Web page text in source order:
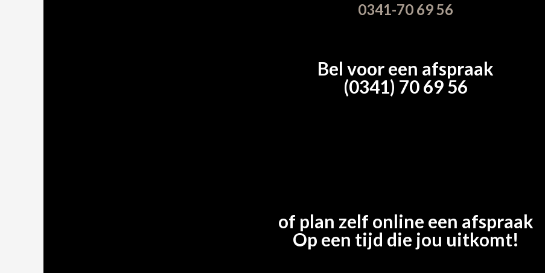
0341-70 69 56
Bel voor een afspraak
(0341) 70 69 56
of plan zelf online een afspraak
Op een tijd die jou uitkomt!